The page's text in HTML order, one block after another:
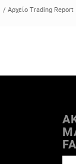
/ Αρχείο Trading Report